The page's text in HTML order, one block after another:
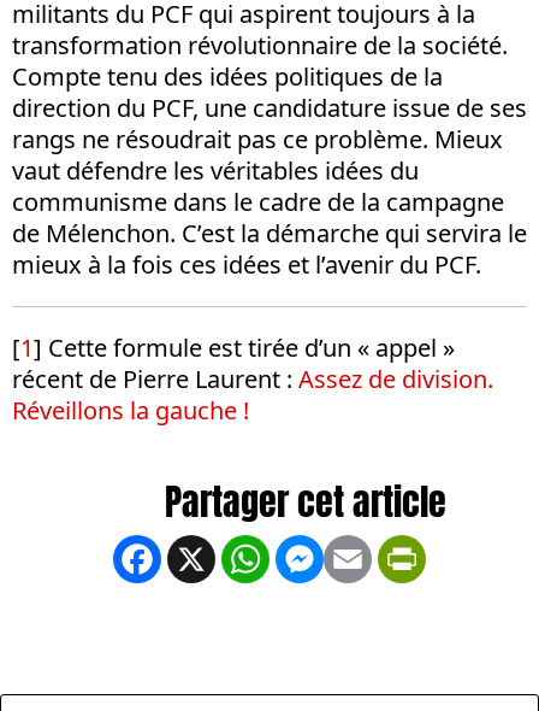
militants du PCF qui aspirent toujours à la
transformation révolutionnaire de la société.
Compte tenu des idées politiques de la
direction du PCF, une candidature issue de ses
rangs ne résoudrait pas ce problème. Mieux
vaut défendre les véritables idées du
communisme dans le cadre de la campagne
de Mélenchon. C’est la démarche qui servira le
mieux à la fois ces idées et l’avenir du PCF.
[1] Cette formule est tirée d’un « appel »
récent de Pierre Laurent : Assez de division.
Réveillons la gauche !
Facebook
X WhatsApp
Messenger
Email